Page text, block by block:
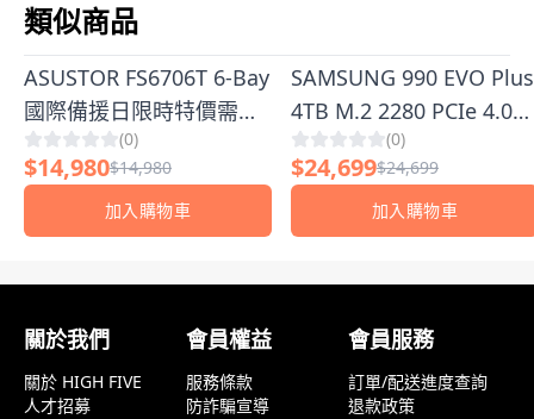
類似商品
ASUSTOR FS6706T 6-Bay
國際備援日限時特價需搭
配必選SSD套裝組
(0)
$14,980$14,980
加入購物車
SAMSUNG 990 EVO Plus
4TB M.2 2280 PCIe 4.0
SSD固態硬碟(MZ-
V9S4T0BW/讀7250M/寫
6300M) | 極致效能
SSD，開機秒啟、遊戲秒
載！
(0)
$24,699$24,699
加入購物車
關於我們
關於 HIGH FIVE
人才招募
會員權益
服務條款
防詐騙宣導
會員服務
訂單/配送進度查詢
退款政策